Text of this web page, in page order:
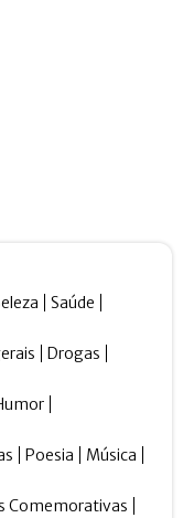
Saúde
Drogas
Poesia Música
Comemorativas